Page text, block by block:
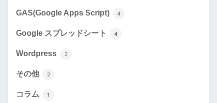
GAS(Google Apps Script) 4
Google スプレッドシート 4
Wordpress 2
その他 2
コラム 1